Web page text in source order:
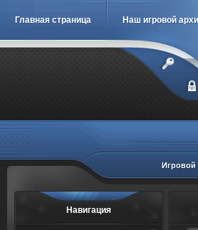
Главная страница Наш игровой
Игровой
Навигация